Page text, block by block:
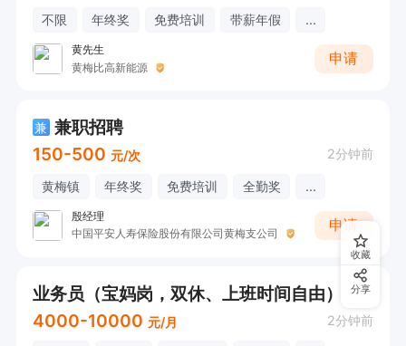
不限 年终奖 免费培训 带薪年假 ...
黄先生
黄梅比高新能源
申请
兼 兼职招聘
150-500 元/次 2分钟前
黄梅镇 年终奖 免费培训 全勤奖 ...
殷经理
中国平安人寿保险股份有限公司黄梅支公司
申请
业务员（宝妈岗，双休、上班时间自由）
4000-10000 元/月 2分钟前
收藏
分享